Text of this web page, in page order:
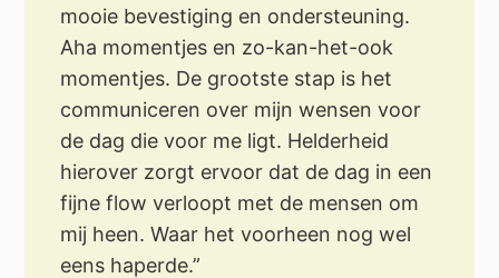
mooie bevestiging en ondersteuning.
Aha momentjes en zo-kan-het-ook
momentjes. De grootste stap is het
communiceren over mijn wensen voor
de dag die voor me ligt. Helderheid
hierover zorgt ervoor dat de dag in een
fijne flow verloopt met de mensen om
mij heen. Waar het voorheen nog wel
eens haperde.”